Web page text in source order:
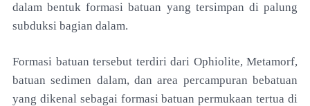
dalam bentuk formasi batuan yang tersimpan di palung
subduksi bagian dalam.
Formasi batuan tersebut terdiri dari Ophiolite, Metamorf,
batuan sedimen dalam, dan area percampuran bebatuan
yang dikenal sebagai formasibatuan permukaan tertua di